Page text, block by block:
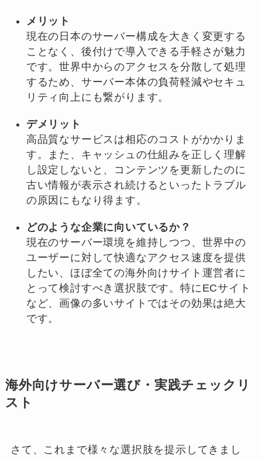
メリット
現在の日本のサーバー構成を大きく変更する
ことなく、後付けで導入できる手軽さが魅力
です。世界中からのアクセスを分散して処理
するため、サーバー本体の負荷軽減やセキュ
リティ向上にも繋がります。
デメリット
高品質なサービスは相応のコストがかかりま
す。また、キャッシュの仕組みを正しく理解
し設定しないと、コンテンツを更新したのに
古い情報が表示され続けるといったトラブル
の原因にもなり得ます。
どのような企業に向いているか？
現在のサーバー環境を維持しつつ、世界中の
ユーザーに対して快適なアクセス速度を提供
したい、ほぼ全ての海外向けサイト運営者に
とって検討すべき選択肢です。特にECサイト
など、画像の多いサイトではその効果は絶大
です。
海外向けサーバー選び・実践チェックリ
スト
さて、これまで様々な選択肢を提示してきまし